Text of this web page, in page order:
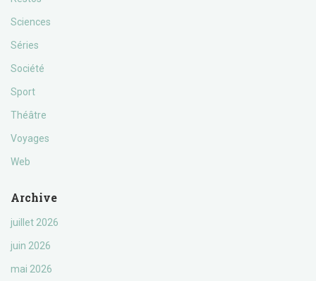
Sciences
Séries
Société
Sport
Théâtre
Voyages
Web
Archive
juillet 2026
juin 2026
mai 2026